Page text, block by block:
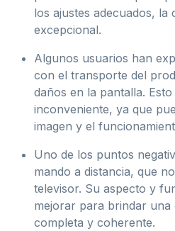
los ajustes adecuados, la
excepcional.
Algunos usuarios han
con el transporte del
daños en la pantalla.
inconveniente, ya que
imagen y el
Uno de los puntos
mando a distancia, que
televisor. Su aspecto y
mejorar para brindar una
completa y coherente.